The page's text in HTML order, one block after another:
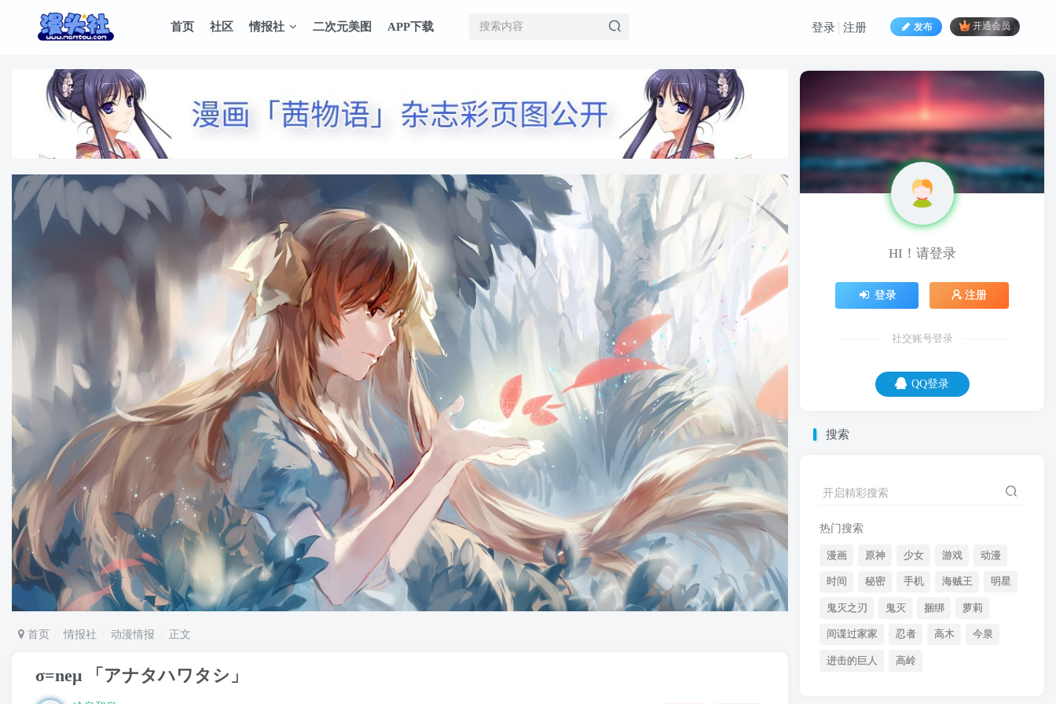
首页 社区 情报社 二次元美图 APP下载 发布 开通会员
登录 注册
首页 情报社 动漫情报 正文
σ=neμ 「アナタハワタシ」
HI！请登录
登录 注册
社交账号登录
QQ登录
搜索
开启精彩搜索
热门搜索
漫画 原神 少女 游戏 动漫
时间 秘密 手机 海贼王 明星
鬼灭之刃 鬼灭 捆绑 萝莉
间谍过家家 忍者 高木 今泉
进击的巨人 高岭
HI！请登录
登录 注册
社交账号登录
QQ登录
他随便发的朋友圈，你却当成阅读理解做